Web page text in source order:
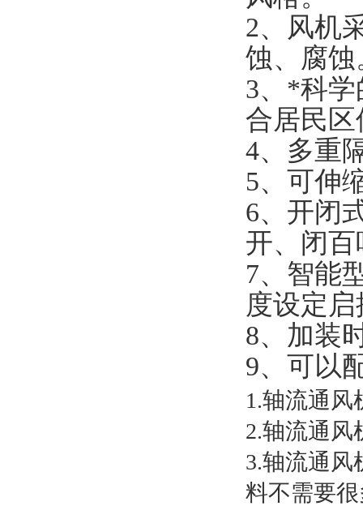
2、风机
蚀、腐蚀
3、*科
合居民区
4、多重
5、可伸
6、开闭
开、闭
7、智能
度设定
8、加装
9、可以
1.轴流通风
2.轴流通风
3.轴流通风
料不需要